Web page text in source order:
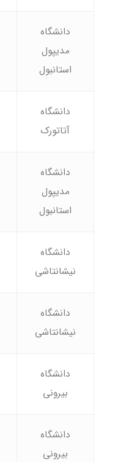
دانشگاه
مدیپول
استانبول
دانشگاه
آتاتورک
دانشگاه
مدیپول
استانبول
دانشگاه
نیشانتاشی
دانشگاه
نیشانتاشی
دانشگاه
بیرونی
دانشگاه
بیرونی